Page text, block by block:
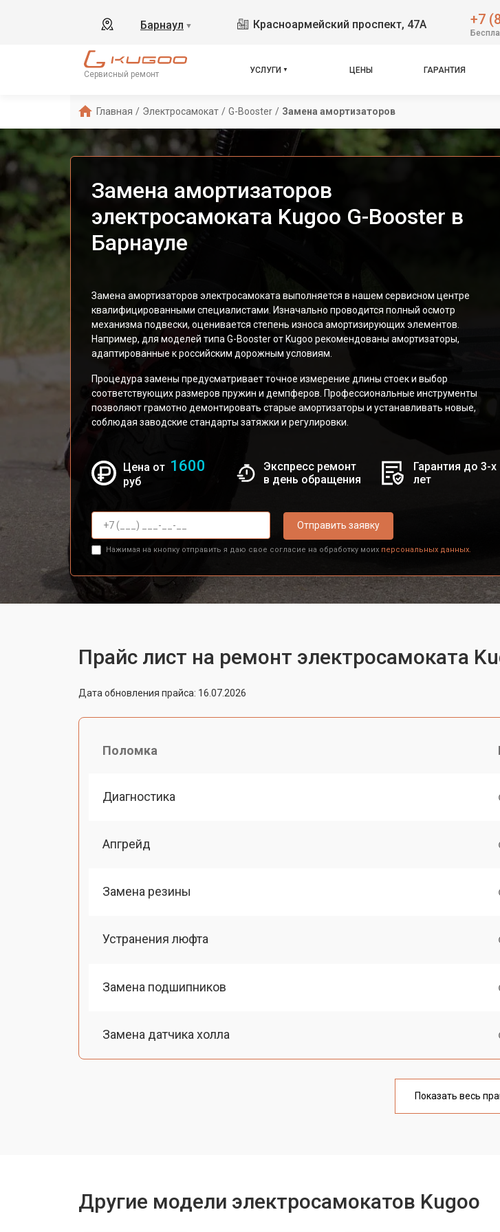
Барнаул ▼ Красноармейский проспект, 47А +7
Сервисный ремонт УСЛУГИ ЦЕНЫ ГАРАНТИЯ
Главная / Электросамокат / G-Booster / Замена амортизаторов
Замена амортизаторов
электросамоката Kugoo G-Booster в
Барнауле
Замена амортизаторов электросамоката выполняется в нашем сервисном центре
квалифицированными специалистами. Изначально проводится полный осмотр
механизма подвески, оценивается степень износа амортизирующих элементов.
Например, для моделей типа G-Booster от Kugoo рекомендованы амортизаторы,
адаптированные к российским дорожным условиям.
Процедура замены предусматривает точное измерение длины стоек и выбор
соответствующих размеров пружин и демпферов. Профессиональные инструменты
позволяют грамотно демонтировать старые амортизаторы и устанавливать новые,
соблюдая заводские стандарты затяжки и регулировки.
Цена от 1600
руб
Экспресс ремонт
в день обращения
Гарантия до 3-х
лет
Отправить заявку
Нажимая на кнопку отправить я даю свое согласие на обработку моих персональных данных.
Прайс лист на ремонт электросамоката
Дата обновления прайса: 16.07.2026
Поломка
Диагностика
Апгрейд
Замена резины
Устранения люфта
Замена подшипников
Замена датчика холла
Показать весь
Другие модели электросамокатов Kugoo